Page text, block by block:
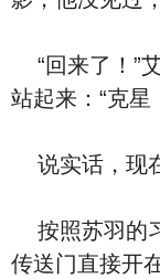
“回来了！”
站起来：“克星
说实话，现
按照苏羽的
传送门直接开